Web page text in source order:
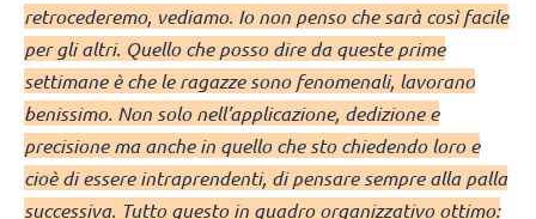
retrocederemo, vediamo. Io non penso che sarà così facile
per gli altri. Quello che posso dire da queste prime
settimane è che le ragazze sono fenomenali, lavorano
benissimo. Non solo nell’applicazione, dedizione e
precisione ma anche in quello che sto chiedendo loro e
cioè di essere intraprendenti, di pensare sempre alla palla
successiva. Tutto questo in quadro organizzativo ottimo: